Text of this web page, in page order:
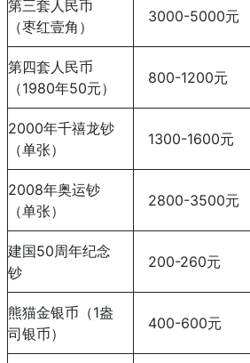
第三套人民币
（枣红壹角）
3000-5000元
第四套人民币
（1980年50元）
800-1200元
2000年千禧龙钞
（单张）
1300-1600元
2008年奥运钞
（单张）
2800-3500元
建国50周年纪念
钞
200-260元
熊猫金银币（1盎
司银币）
400-600元